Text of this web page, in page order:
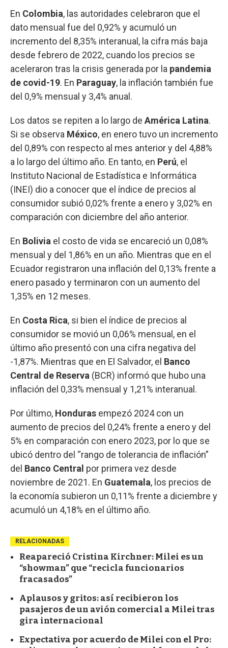
En Colombia, las autoridades celebraron que el
dato mensual fue del 0,92% y acumuló un
incremento del 8,35% interanual, la cifra más baja
desde febrero de 2022, cuando los precios se
aceleraron tras la crisis generada por la pandemia
de covid-19. En Paraguay, la inflación también fue
del 0,9% mensual y 3,4% anual.
Los datos se repiten a lo largo de América Latina.
Si se observa México, en enero tuvo un incremento
del 0,89% con respecto al mes anterior y del 4,88%
a lo largo del último año. En tanto, en Perú, el
Instituto Nacional de Estadística e Informática
(INEI) dio a conocer que el índice de precios al
consumidor subió 0,02% frente a enero y 3,02% en
comparación con diciembre del año anterior.
En Bolivia el costo de vida se encareció un 0,08%
mensual y del 1,86% en un año. Mientras que en el
Ecuador registraron una inflación del 0,13% frente a
enero pasado y terminaron con un aumento del
1,35% en 12 meses.
En Costa Rica, si bien el índice de precios al
consumidor se movió un 0,06% mensual, en el
último año presentó con una cifra negativa del
-1,87%. Mientras que en El Salvador, el Banco
Central de Reserva (BCR) informó que hubo una
inflación del 0,33% mensual y 1,21% interanual.
Por último, Honduras empezó 2024 con un
aumento de precios del 0,24% frente a enero y del
5% en comparación con enero 2023, por lo que se
ubicó dentro del “rango de tolerancia de inflación”
del Banco Central por primera vez desde
noviembre de 2021. En Guatemala, los precios de
la economía subieron un 0,11% frente a diciembre y
acumuló un 4,18% en el último año.
RELACIONADAS
Reapareció Cristina Kirchner: Milei es un
“showman” que “recicla funcionarios
fracasados”
Aplausos y gritos: así recibieron los
pasajeros de un avión comercial a Milei tras
gira internacional
Expectativa por acuerdo de Milei con el Pro: